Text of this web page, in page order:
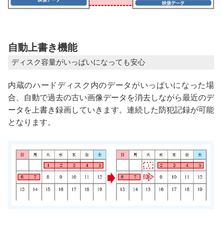
自動上書き機能
ディスク容量がいっぱいになっても安心
内蔵のハードディスク内のデータがいっぱいになった場
合、自動で過去の古い画像データを消去しながら最近のデ
ータを上書き録画していきます。連続した防犯記録が可能
となります。